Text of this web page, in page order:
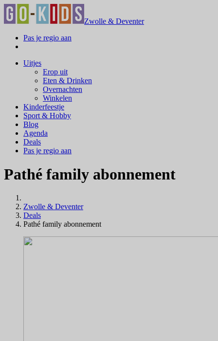
Zwolle & Deventer
Pas je regio aan
Uitjes
Erop uit
Eten & Drinken
Overnachten
Winkelen
Kinderfeestje
Sport & Hobby
Blog
Agenda
Deals
Pas je regio aan
Pathé family abonnement
Zwolle & Deventer
Deals
Pathé family abonnement